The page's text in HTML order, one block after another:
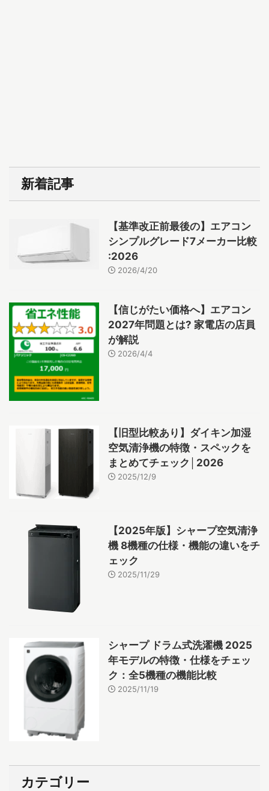
新着記事
【基準改正前最後の】エアコン
シンプルグレード7メーカー比較
:2026
2026/4/20
【信じがたい価格へ】エアコン
2027年問題とは? 家電店の店員
が解説
2026/4/4
【旧型比較あり】ダイキン加湿
空気清浄機の特徴・スペックを
まとめてチェック│2026
2025/12/9
【2025年版】シャープ空気清浄
機 8機種の仕様・機能の違いをチ
ェック
2025/11/29
シャープ ドラム式洗濯機 2025
年モデルの特徴・仕様をチェッ
ク：全5機種の機能比較
2025/11/19
カテゴリー